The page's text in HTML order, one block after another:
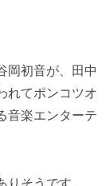
岡初音が、田中
れてポンコツオ
音楽エンターテ
そうです。